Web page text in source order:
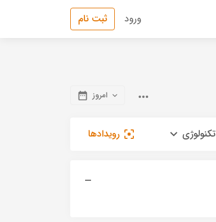
ورود ثبت نام
امروز
تکنولوژی رویدادها
—